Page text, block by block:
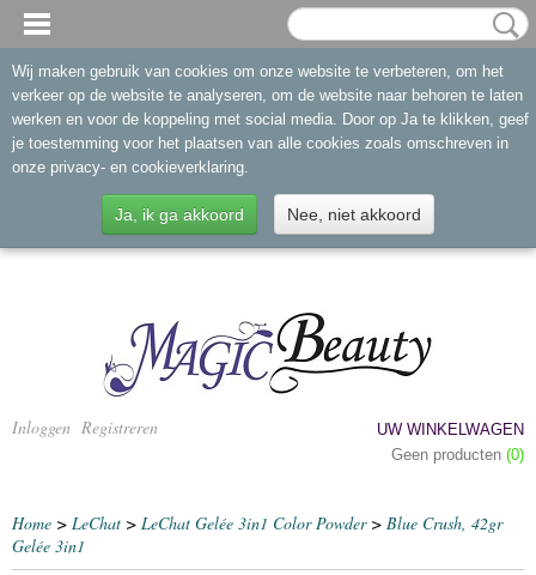
Inloggen Registreren
UW WINKELWAGEN
Geen producten (0)
Home > LeChat > LeChat Gelée 3in1 Color Powder> Blue Crush, 42gr
Gelée 3in1
Wij maken gebruik van cookies om onze website te verbeteren, om het
verkeer op de website te analyseren, om de website naar behoren te laten
werken en voor de koppeling met social media. Door op Ja te klikken, geef
je toestemming voor het plaatsen van alle cookies zoals omschreven in
onze privacy- en cookieverklaring.
Ja, ik ga akkoord Nee, niet akkoord